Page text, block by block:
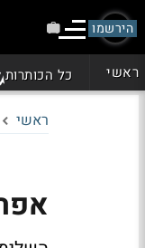
הירשמו
ראשי כל הכותרות
ראשי